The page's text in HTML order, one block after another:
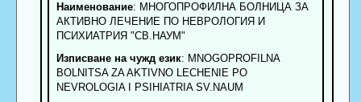
Наименование: МНОГОПРОФИЛНА БОЛНИЦА ЗА
АКТИВНО ЛЕЧЕНИЕ ПО НЕВРОЛОГИЯ И
ПСИХИАТРИЯ "СВ.НАУМ"
Изписване на чужд език: MNOGOPROFILNA
BOLNITSA ZA AKTIVNO LECHENIE PO
NEVROLOGIA I PSIHIATRIA SV.NAUM